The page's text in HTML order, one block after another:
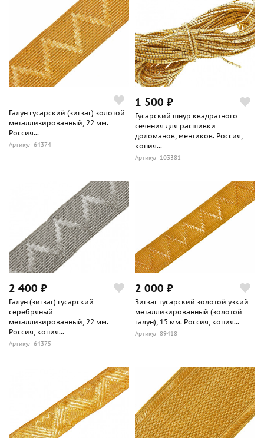
Галун гусарский (зигзаг) золотой
металлизированный, 22 мм.
Россия...
Артикул 64374
1 500 ₽
Гусарский шнур квадратного
сечения для расшивки
доломанов, ментиков. Россия,
копия...
Артикул 103381
2 400 ₽
Галун (зигзаг) гусарский
серебряный
металлизированный, 22 мм.
Россия, копия...
Артикул 64375
2 000 ₽
Зигзаг гусарский золотой узкий
металлизированный (золотой
галун), 15 мм. Россия, копия...
Артикул 89418